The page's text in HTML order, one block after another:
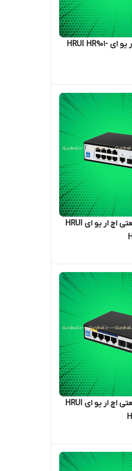
سوئیچ PoE اچ ار یو ای HRUI HR901-
سوئیچ PoE صنعتی اچ ار یو ای HRUI
سوئیچ PoE صنعتی اچ ار یو ای HRUI